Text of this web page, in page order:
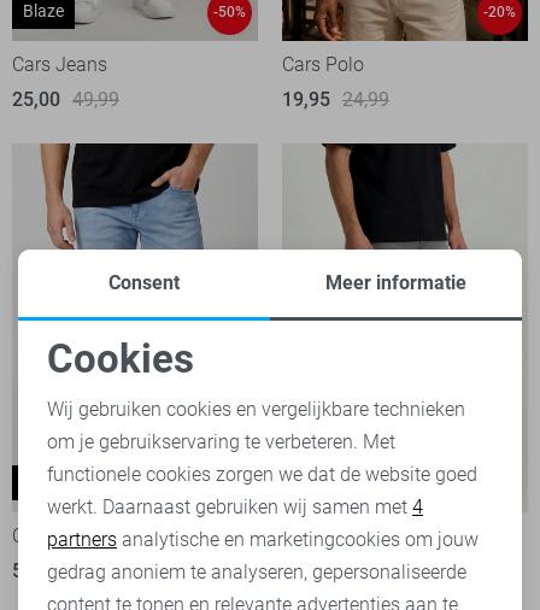
Blaze -50%
Cars Jeans
25,00 49,99
-20%
Cars Polo
19,95 24,99
Lugano -20%
Cars Jeans
55,95 69,99
Dayton
Cars Jeans
56,00 69,99
Noodzakelijke cookies
Personalisatie cookies
Analytische cookies
Marketing cookies
Consent Meer informatie
Cookies
Wij gebruiken cookies en vergelijkbare technieken
om je gebruikservaring te verbeteren. Met
functionele cookies zorgen we dat de website goed
werkt. Daarnaast gebruiken wij samen met 4
partners analytische en marketingcookies om jouw
gedrag anoniem te analyseren, gepersonaliseerde
content te tonen en relevante advertenties aan te